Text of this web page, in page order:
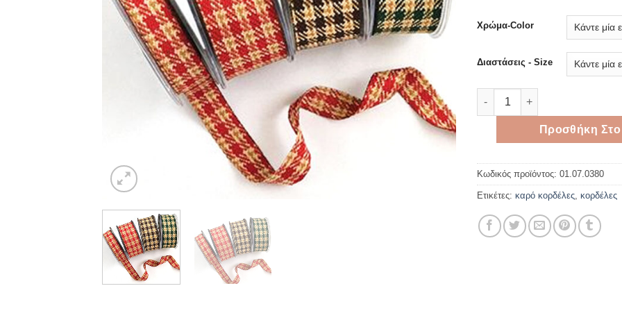
4,60
Χρώμα-Color
Διαστάσεις - Size
Wooven καρό κορδέλα
Προσθήκη Στο
Κωδικός προϊόντος: 01.07.0380
Ετικέτες: καρό κορδέλες κορδέλες